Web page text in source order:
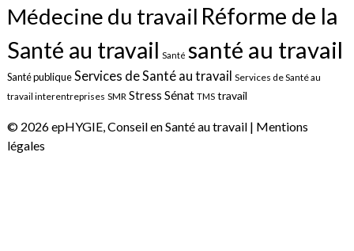
Médecine du travail Réforme de la
Santé au travail Santé santé au travail
Santé publique Services de Santé au travail Services de Santé au
travail interentreprises SMR Stress Sénat TMS travail
© 2026 epHYGIE, Conseil en Santé au travail | Mentions
légales